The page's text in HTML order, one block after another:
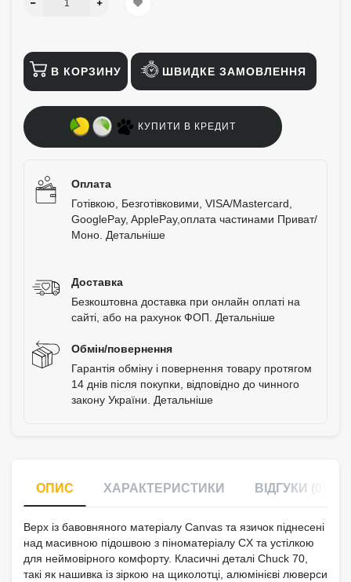
В КОРЗИНУ ШВИДКЕ ЗАМОВЛЕННЯ
КУПИТИ В КРЕДИТ
Оплата
Готівкою, Безготівковими, VISA/Mastercard,
GooglePay, ApplePay,оплата частинами Приват/
Моно. Детальніше
Доставка
Безкоштовна доставка при онлайн оплаті на
сайті, або на рахунок ФОП. Детальніше
Обмін/повернення
Гарантія обміну і повернення товару протягом
14 днів після покупки, відповідно до чинного
закону України. Детальніше
ОПИС ХАРАКТЕРИСТИКИ ВІДГУКИ (0)
Верх із бавовняного матеріалу Canvas та язичок піднесені
над масивною підошвою з піноматеріалу CX та устілкою
для неймовірного комфорту. Класичні деталі Chuck 70,
такі як нашивка із зіркою на щиколотці, алюмінієві люверси